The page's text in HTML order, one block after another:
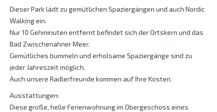
Dieser Park lädt zu gemütlichen Spaziergängen und auch Nordic
Walking ein.
Nur 10 Gehminuten entfernt befindet sich der Ortskern und das
Bad Zwischenahner Meer.
Gemütliches bummeln und erholsame Spaziergänge sind zu
jeder Jahreszeit möglich.
Auch unsere Radlerfreunde kommen auf Ihre Kosten.
Ausstattungen:
Diese große, helle Ferienwohnung im Obergeschoss eines